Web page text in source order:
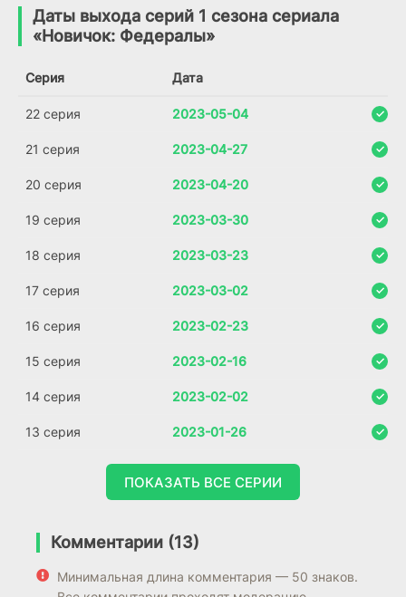
(2021)
6.6
Даты выхода серий 1 сезона сериала
«Новичок: Федералы»
Серия Дата
22 серия 2023-05-04
21 серия 2023-04-27
20 серия 2023-04-20
19 серия 2023-03-30
18 серия 2023-03-23
17 серия 2023-03-02
16 серия 2023-02-23
15 серия 2023-02-16
14 серия 2023-02-02
13 серия 2023-01-26
ПОКАЗАТЬ ВСЕ СЕРИИ
Комментарии (13)
Минимальная длина комментария — 50 знаков.